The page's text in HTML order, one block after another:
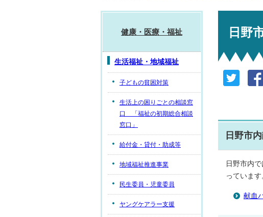
日野
日野市
日野市内
っていま
献血
健康・医療・福祉
生活福祉・地域福祉
子どもの貧困対策
生活上の困りごとの相談窓
口 「福祉の初期総合相談
窓口」
給付金・貸付・助成等
地域福祉推進事業
民生委員・児童委員
ヤングケアラー支援